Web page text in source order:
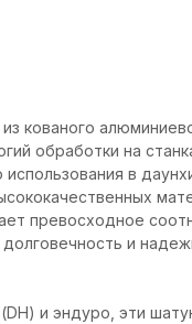
кованого
обработки на
в
превосходное
и
и эндуро, эти